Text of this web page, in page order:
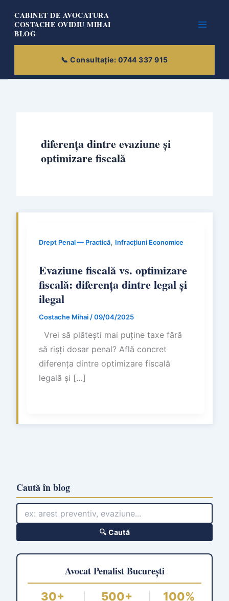
content
CABINET DE AVOCATURA
COSTACHE OVIDIU MIHAI
BLOG
diferența dintre evaziune și
optimizare fiscală
Drept Penal — Practică, Infracțiuni Economice
Evaziune fiscală vs. optimizare
fiscală: diferența dintre legal și
ilegal
Costache Mihai /09/04/2025
Vrei să plătești mai puține taxe fără
să rișți dosar penal? Află concret
diferența dintre optimizare fiscală
legală și […]
Caută în blog
🔍 Caută
Avocat Penalist București
30+
500+ 100%